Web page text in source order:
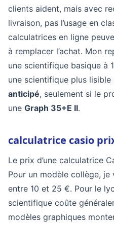
clients aident, mais avec
livraison, pas l’usage en
calculatrices en ligne
à remplacer l’achat. Mon
une scientifique basique à
une scientifique plus
anticipé, seulement si le
une Graph 35+E II.
calculatrice casio
Le prix d’une calculatrice
Pour un modèle collège,
entre 10 et 25 €. Pour le
scientifique coûte
modèles graphiques